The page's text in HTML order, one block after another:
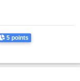
5 points